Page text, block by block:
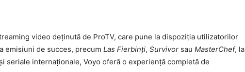
video deținută de ProTV, care pune la dispoziția utilizatorilor
emisiuni de succes, precum Las Fierbinți, Survivor sau MasterChef, la
seriale internaționale, Voyo oferă o experiență completă de